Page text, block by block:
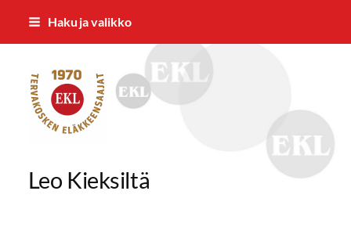
Siirry
Haku ja valikko
Tervakosken Eläkkeensaajat ry
Leo Kieksiltä